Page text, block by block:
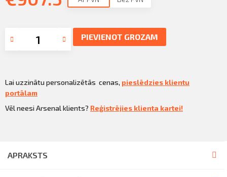
PIEVIENOT GROZAM
Lai uzzinātu personalizētās cenas, pieslēdzies klientu
portālam
Vēl neesi Arsenal klients? Reģistrējies klienta kartei!
APRAKSTS